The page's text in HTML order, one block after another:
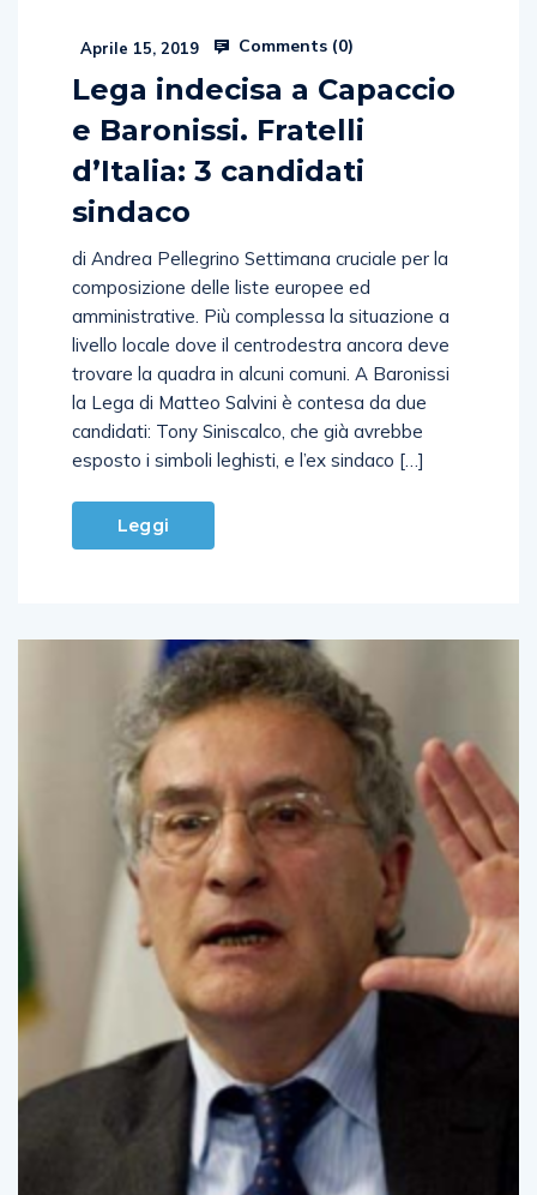
Aprile 15, 2019 Comments (0)
Lega indecisa a Capaccio
e Baronissi. Fratelli
d’Italia: 3 candidati
sindaco
di Andrea Pellegrino Settimana cruciale per la
composizione delle liste europee ed
amministrative. Più complessa la situazione a
livello locale dove il centrodestra ancora deve
trovare la quadra in alcuni comuni. A Baronissi
la Lega di Matteo Salvini è contesa da due
candidati: Tony Siniscalco, che già avrebbe
esposto i simboli leghisti, e l’ex sindaco […]
Leggi